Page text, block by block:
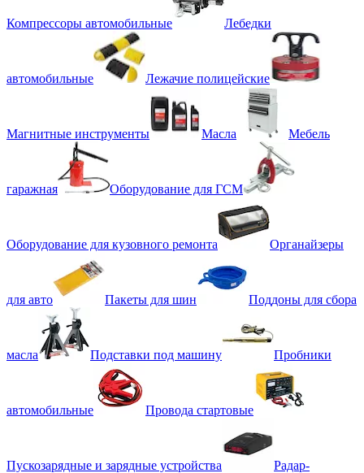
Компрессоры автомобильные Лебедки
автомобильные Лежачие полицейские
Магнитные инструменты Масла Мебель
гаражная Оборудование для ГСМ
Оборудование для кузовного ремонта Органайзеры
для авто Пакеты для шин Поддоны для сбора
масла Подставки под машину Пробники
автомобильные Провода стартовые
Пускозарядные и зарядные устройства Радар-